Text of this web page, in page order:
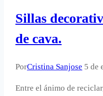
Sillas
de cava.
PorCristina Sanjose 5 de
Entre el ánimo de